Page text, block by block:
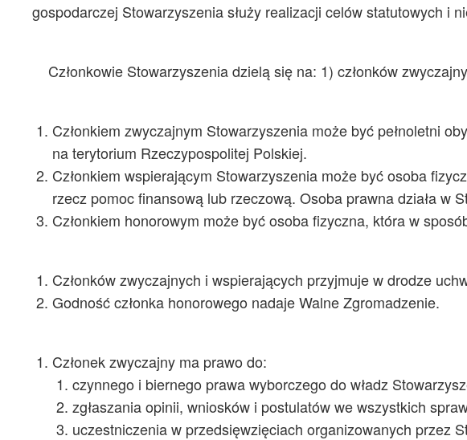
gospodarczej Stowarzyszenia służy realizacji celów statutowych i
Członkowie Stowarzyszenia dzielą się na: 1) członków
Członkiem zwyczajnym Stowarzyszenia może być pełnoletni
na terytorium Rzeczypospolitej Polskiej.
Członkiem wspierającym Stowarzyszenia może być osoba
rzecz pomoc finansową lub rzeczową. Osoba prawna działa w
Członkiem honorowym może być osoba fizyczna, która w
Członków zwyczajnych i wspierających przyjmuje w drodze
Godność członka honorowego nadaje Walne Zgromadzenie.
Członek zwyczajny ma prawo do:
czynnego i biernego prawa wyborczego do władz
zgłaszania opinii, wniosków i postulatów we wszystkich
uczestniczenia w przedsięwzięciach organizowanych przez